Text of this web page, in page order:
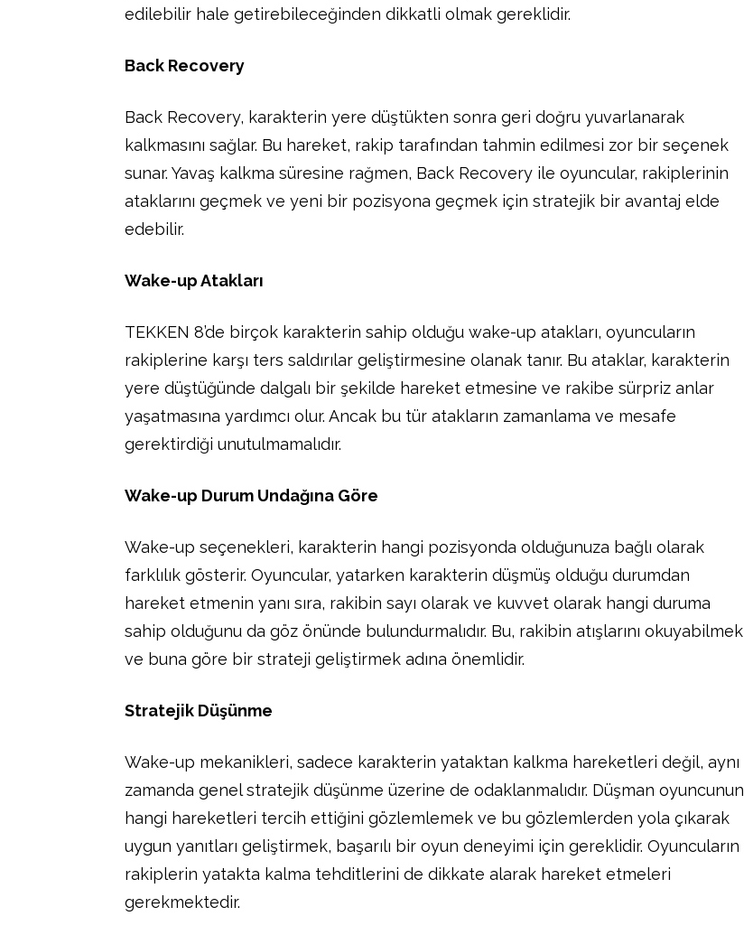
edilebilir hale getirebileceğinden dikkatli olmak gereklidir.
Back Recovery
Back Recovery, karakterin yere düştükten sonra geri doğru yuvarlanarak
kalkmasını sağlar. Bu hareket, rakip tarafından tahmin edilmesi zor bir seçenek
sunar. Yavaş kalkma süresine rağmen, Back Recovery ile oyuncular, rakiplerinin
ataklarını geçmek ve yeni bir pozisyona geçmek için stratejik bir avantaj elde
edebilir.
Wake-up Atakları
TEKKEN 8’de birçok karakterin sahip olduğu wake-up atakları, oyuncuların
rakiplerine karşı ters saldırılar geliştirmesine olanak tanır. Bu ataklar, karakterin
yere düştüğünde dalgalı bir şekilde hareket etmesine ve rakibe sürpriz anlar
yaşatmasına yardımcı olur. Ancak bu tür atakların zamanlama ve mesafe
gerektirdiği unutulmamalıdır.
Wake-up Durum Undağına Göre
Wake-up seçenekleri, karakterin hangi pozisyonda olduğunuza bağlı olarak
farklılık gösterir. Oyuncular, yatarken karakterin düşmüş olduğu durumdan
hareket etmenin yanı sıra, rakibin sayı olarak ve kuvvet olarak hangi duruma
sahip olduğunu da göz önünde bulundurmalıdır. Bu, rakibin atışlarını okuyabilmek
ve buna göre bir strateji geliştirmek adına önemlidir.
Stratejik Düşünme
Wake-up mekanikleri, sadece karakterin yataktan kalkma hareketleri değil, aynı
zamanda genel stratejik düşünme üzerine de odaklanmalıdır. Düşman oyuncunun
hangi hareketleri tercih ettiğini gözlemlemek ve bu gözlemlerden yola çıkarak
uygun yanıtları geliştirmek, başarılı bir oyun deneyimi için gereklidir. Oyuncuların
rakiplerin yatakta kalma tehditlerini de dikkate alarak hareket etmeleri
gerekmektedir.